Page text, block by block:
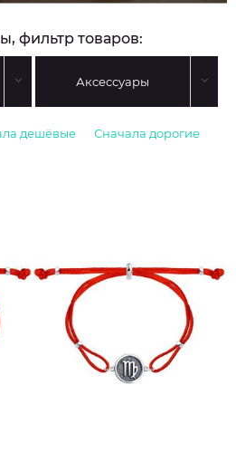
фильтр товаров:
Аксессуары
дешёвые Сначала дорогие